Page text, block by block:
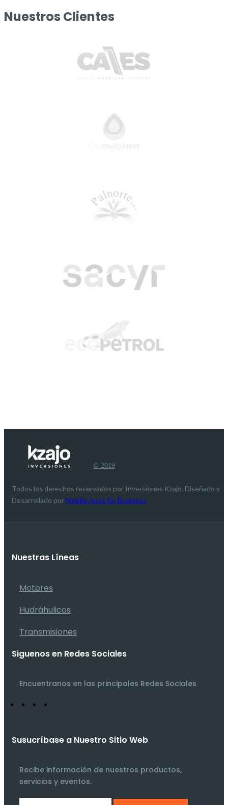
Nuestros Clientes
© 2019
Todos los derechos reservados por Inversiones Kzajo. Diseñado y
Desarrollado porMobile Apps for Business
Nuestras Líneas
Motores
Hudráhulicos
Transmisiones
Siguenos en Redes Sociales
Encuentranos en las principales Redes Sociales
Susucríbase a Nuestro Sitio Web
Recibe información de nuestros productos,
servicios y eventos.